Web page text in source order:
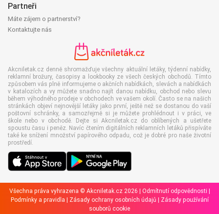
Partneři
Máte zájem o partnerství?
Kontaktujte nás
Akcniletak.cz denně shromažďuje všechny aktuální letáky, týdenní nabídky,
reklamní brožury, časopisy a lookbooky ze všech českých obchodů. Tímto
způsobem vás plně informujeme o akčních nabídkách, slevách a nabídkách
v katalozích a vy můžete snadno najít danou nabídku, obchod nebo slevu
během výhodného prodeje v obchodech ve vašem okolí. Často se na našich
stránkách objeví nejnovější letáky jako první, ještě než se dostanou do vaší
poštovní schránky, a samozřejmě si je můžete prohlédnout i v práci, ve
škole nebo v obchodě. Dejte si Akcniletak.cz do oblíbených a ušetřete
spoustu času i peněz. Navíc čtením digitálních reklamních letáků přispíváte
také ke snížení množství papírového odpadu, což je dobré pro naše životní
prostředí.
Všechna práva vyhrazena © Akcniletak.cz 2026 | Odmítnutí odpovědnosti
Podmínky a pravidla
Zásady ochrany osobních údajů
Zásady používání
souborů cookie